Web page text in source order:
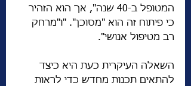
המטופל ב-40 שנה", אך הוא הזהיר
כי פיתוח זה הוא "מסוכן". "ו"מרחק
רב מטיפול אנושי".
השאלה העיקרית כעת היא כיצד
להתאים תכנות מחדש כדי לראות